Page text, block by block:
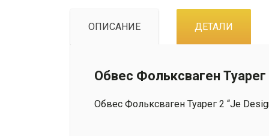
ОПИСАНИЕ ДЕТАЛИ
Обвес Фольксваген Туарег
Обвес Фольксваген Туарег 2 “Je